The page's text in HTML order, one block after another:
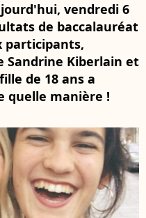
vendredi 6
de baccalauréat
participants,
Sandrine Kiberlain et
de 18 ans a
quelle manière !